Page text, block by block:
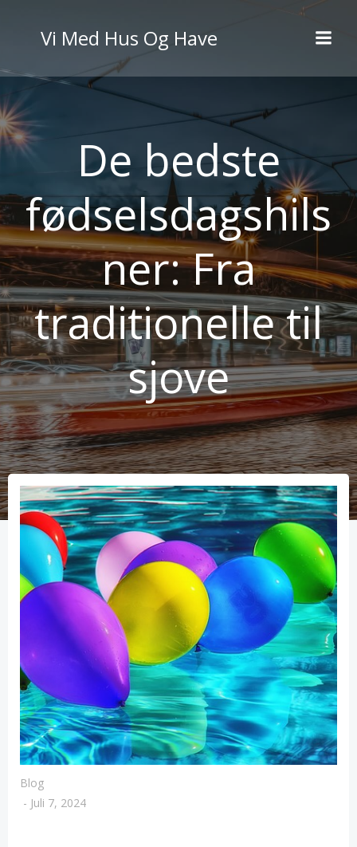
til
indhold
Vi Med Hus Og Have
De bedste
fødselsdagshils
ner: Fra
traditionelle til
sjove
Blog
- Juli 7, 2024